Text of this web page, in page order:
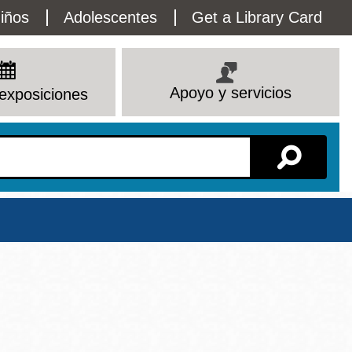
Adolescentes Get a Library Card
Apoyo y servicios